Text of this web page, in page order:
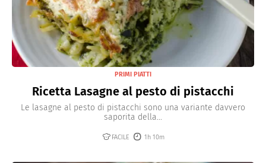
PRIMI PIATTI
Ricetta Lasagne al pesto di pistacchi
Le lasagne al pesto di pistacchi sono una variante davvero
saporita della...
FACILE 1h 10m